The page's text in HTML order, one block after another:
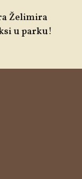
Želimira
u parku!